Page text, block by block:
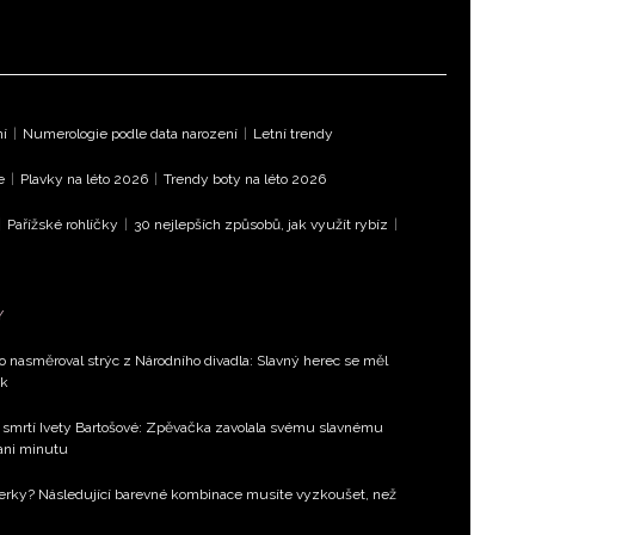
| Numerologie podle data narození | Letní trendy
| Plavky na léto 2026 | Trendy boty na léto 2026
Pařížské rohlíčky | 30 nejlepších způsobů, jak využít rybíz |
nasměroval strýc z Národního divadla: Slavný herec se měl
Ivety Bartošové: Zpěvačka zavolala svému slavnému
minutu
Následující barevné kombinace musíte vyzkoušet, než